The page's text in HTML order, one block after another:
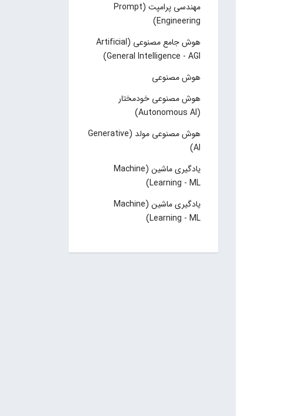
مهندسی پرامپت (Prompt
Engineering)
هوش جامع مصنوعی (Artificial
General Intelligence - AGI)
هوش مصنوعی
هوش مصنوعی خودمختار
(Autonomous AI)
هوش مصنوعی مولد (Generative
AI)
یادگیری ماشین (Machine
Learning - ML)
یادگیری ماشین (Machine
Learning - ML)